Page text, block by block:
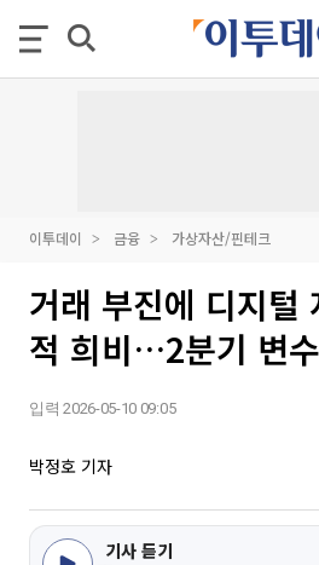
이투데이 금융 가상자산/핀테크
거래 부진에 디지털
적 희비…2분기 변
입력 2026-05-10 09:05
박정호 기자
기사 듣기